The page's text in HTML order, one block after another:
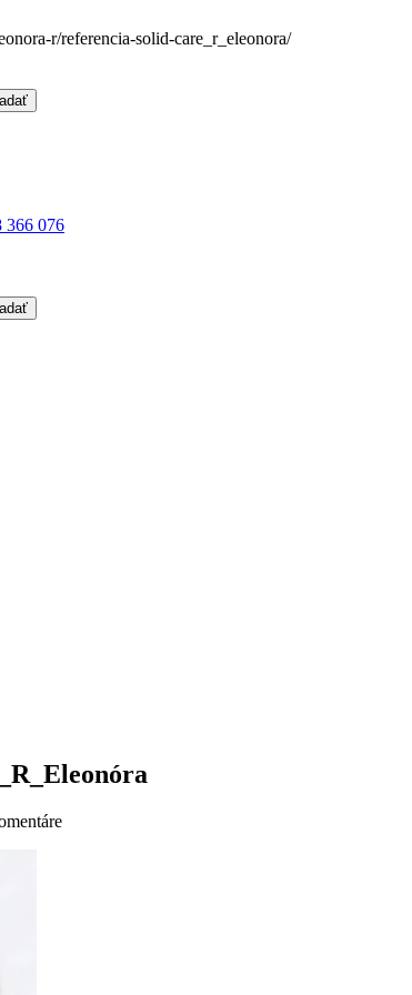
r/referencia-solid-care_r_eleonora/
366 076